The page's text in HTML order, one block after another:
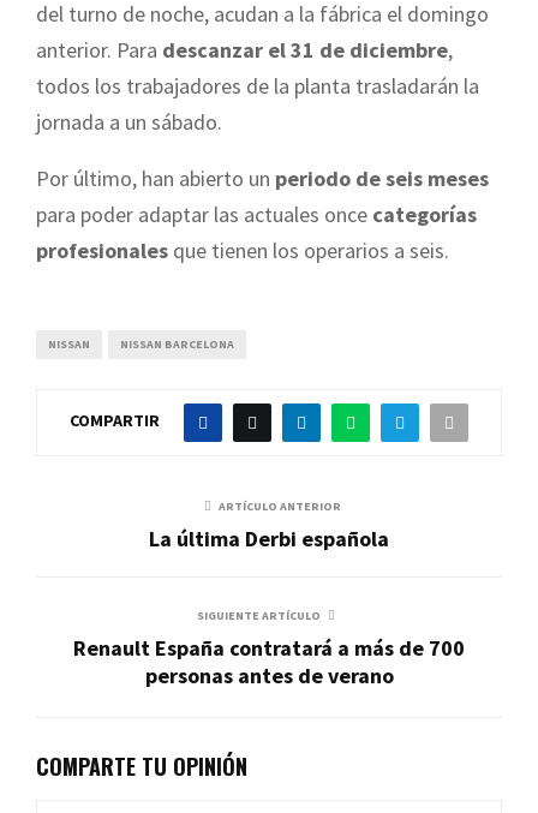
del turno de noche, acudan a la fábrica el domingo
anterior. Para descanzar el 31 de diciembre,
todos los trabajadores de la planta trasladarán la
jornada a un sábado.
Por último, han abierto un periodo de seis meses
para poder adaptar las actuales once categorías
profesionales que tienen los operarios a seis.
NISSAN NISSAN BARCELONA
COMPARTIR
ARTÍCULO ANTERIOR
La última Derbi española
SIGUIENTE ARTÍCULO
Renault España contratará a más de 700
personas antes de verano
COMPARTE TU OPINIÓN